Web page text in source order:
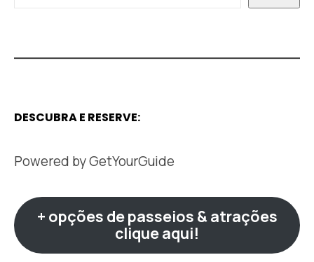
DESCUBRA E RESERVE:
Powered byGetYourGuide
+ opções de passeios & atrações
clique aqui!